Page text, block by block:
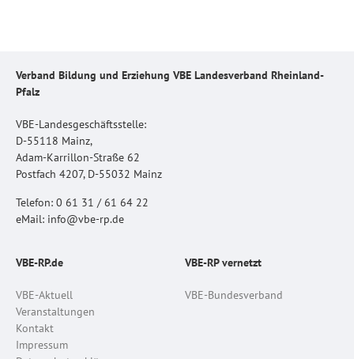
Verband Bildung und Erziehung VBE Landesverband Rheinland-
Pfalz
VBE-Landesgeschäftsstelle:
D-55118 Mainz,
Adam-Karrillon-Straße 62
Postfach 4207, D-55032 Mainz
Telefon: 0 61 31 / 61 64 22
eMail: info@vbe-rp.de
VBE-RP.de
VBE-Aktuell
Veranstaltungen
Kontakt
Impressum
VBE-RP vernetzt
VBE-Bundesverband